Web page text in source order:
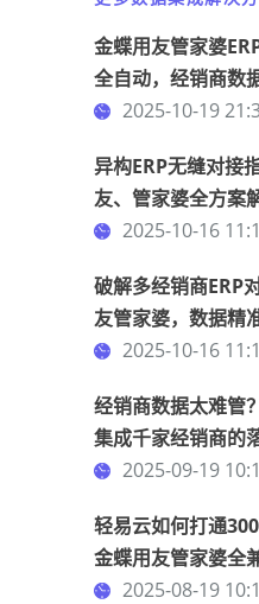
金蝶用友管家婆
全自动，经销商数
2025-10-19
异构ERP无缝对接
友、管家婆全方案
2025-10-16
破解多经销商ERP
友管家婆，数据精
2025-10-16
经销商数据太难管
集成千家经销商的
2025-09-19
轻易云如何打通
金蝶用友管家婆全
2025-08-19